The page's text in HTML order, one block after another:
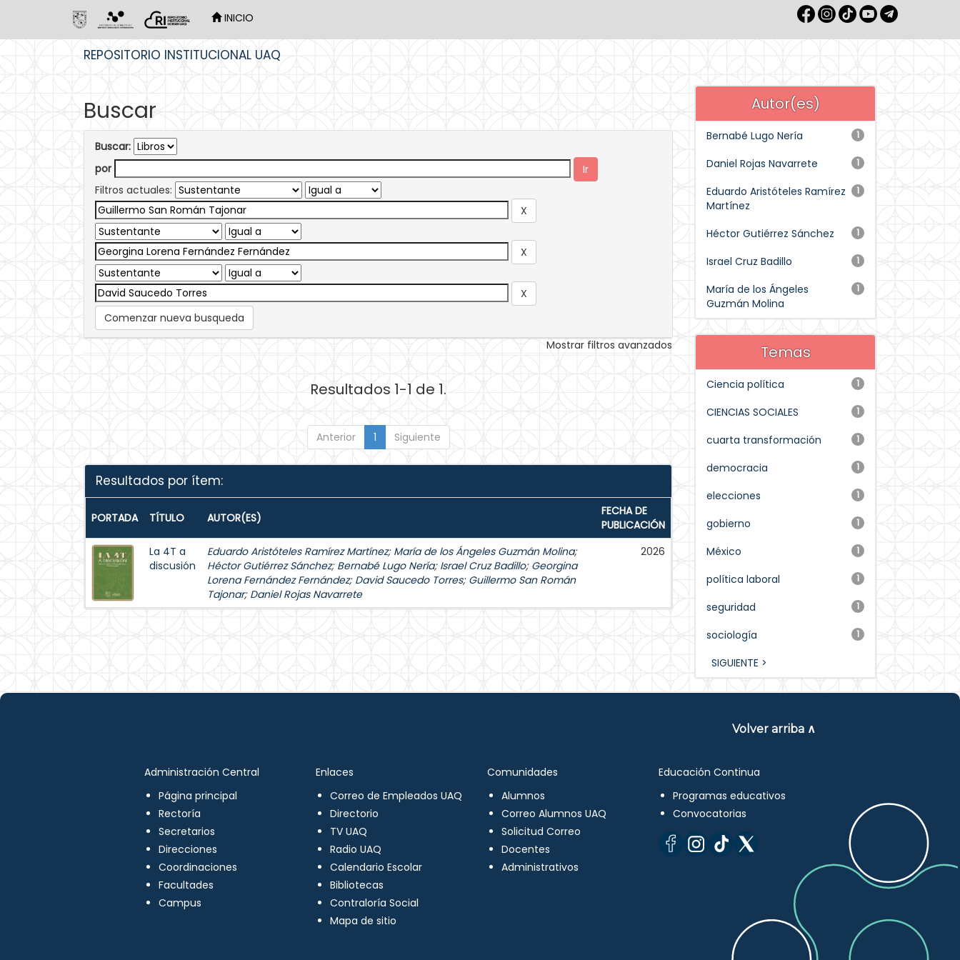
INICIO
REPOSITORIO INSTITUCIONAL UAQ
Buscar
Buscar:
por
Filtros actuales:
Comenzar nueva busqueda
Mostrar filtros avanzados
Resultados 1-1 de 1.
Anterior 1 Siguiente
Resultados por ítem:
PORTADA TÍTULO AUTOR(ES)
FECHA DE
PUBLICACIÓN
La 4T a
discusión
Eduardo Aristóteles Ramírez Martínez; María de los Ángeles Guzmán Molina;
Héctor Gutiérrez Sánchez; Bernabé Lugo Nería; Israel Cruz Badillo; Georgina
Lorena Fernández Fernández; David Saucedo Torres; Guillermo San Román
Tajonar; Daniel Rojas Navarrete
2026
Autor(es)
1
Bernabé Lugo Nería
1
Daniel Rojas Navarrete
1
Eduardo Aristóteles Ramírez
Martínez
1
Héctor Gutiérrez Sánchez
1
Israel Cruz Badillo
1
María de los Ángeles
Guzmán Molina
Temas
1
Ciencia política
1
CIENCIAS SOCIALES
1
cuarta transformación
1
democracia
1
elecciones
1
gobierno
1
México
1
política laboral
1
seguridad
1
sociología
SIGUIENTE >
Volver arriba ∧
Administración Central
Página principal
Rectoría
Secretarios
Direcciones
Coordinaciones
Facultades
Campus
Enlaces
Correo de Empleados UAQ
Directorio
TV UAQ
Radio UAQ
Calendario Escolar
Bibliotecas
Contraloría Social
Mapa de sitio
Comunidades
Alumnos
Correo Alumnos UAQ
Solicitud Correo
Docentes
Administrativos
Educación Continua
Programas educativos
Convocatorias